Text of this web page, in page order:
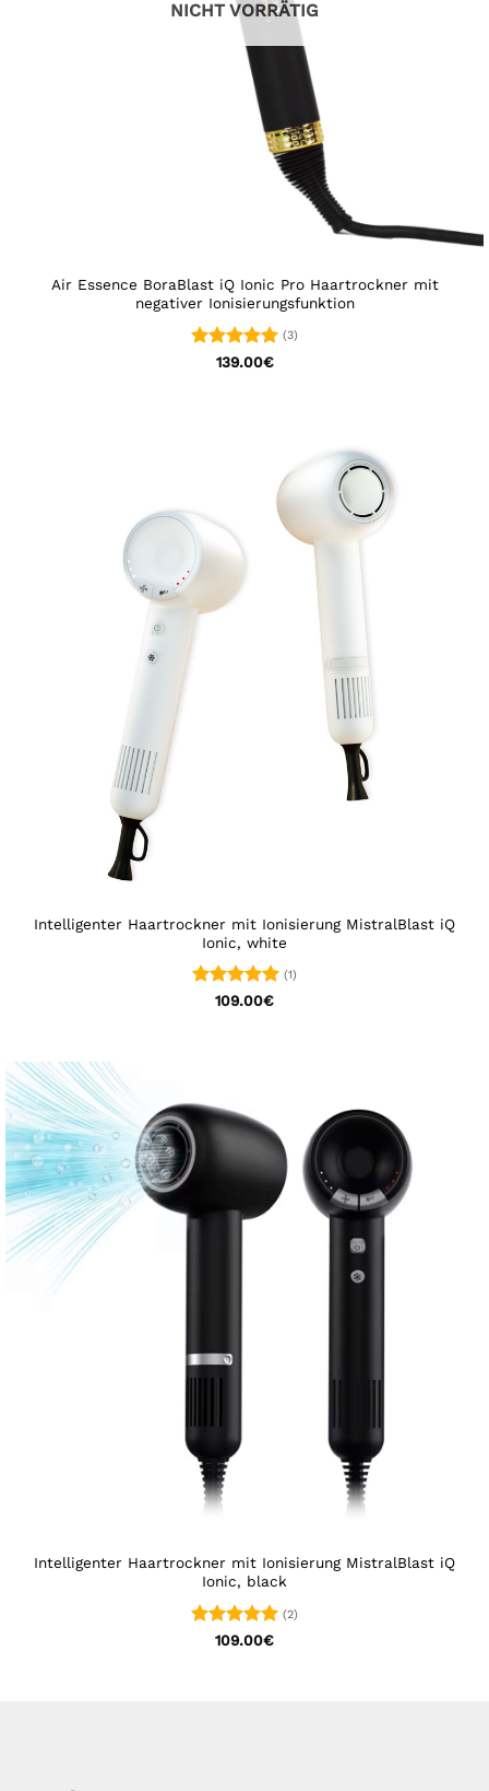
NICHT VORRÄTIG
Air Essence BoraBlast iQ Ionic Pro Haartrockner mit
negativer Ionisierungsfunktion
Bewertet
(3)
139.00€
Intelligenter Haartrockner mit Ionisierung MistralBlast iQ
Ionic, white
Bewertet
(1)
109.00€
Intelligenter Haartrockner mit Ionisierung MistralBlast iQ
Ionic, black
Bewertet
(2)
109.00€